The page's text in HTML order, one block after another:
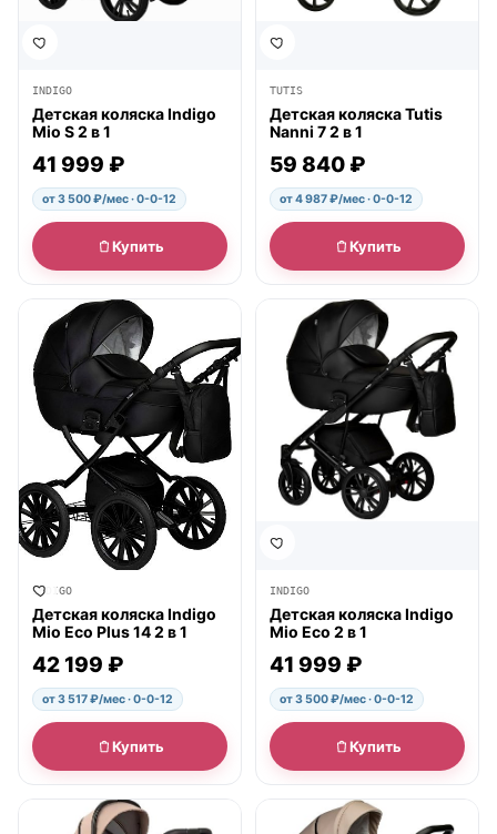
INDIGO
Детская коляска Indigo
Mio S 2 в 1
41 999 ₽
от 3 500 ₽/мес · 0-0-12
Купить
TUTIS
Детская коляска Tutis
Nanni 7 2 в 1
59 840 ₽
от 4 987 ₽/мес · 0-0-12
Купить
● в наличии
INDIGO
Детская коляска Indigo
Mio Eco Plus 14 2 в 1
42 199 ₽
от 3 517 ₽/мес · 0-0-12
Купить
● в наличии
INDIGO
Детская коляска Indigo
Mio Eco 2 в 1
41 999 ₽
от 3 500 ₽/мес · 0-0-12
Купить
● в наличии ● в наличии